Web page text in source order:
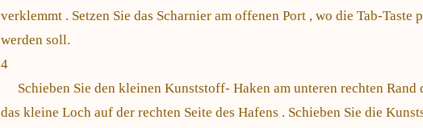
verklemmt . Setzen Sie das Scharnier am offenen Port , wo die Tab-Taste
werden soll.
4
Schieben Sie den kleinen Kunststoff- Haken am unteren rechten Rand
das kleine Loch auf der rechten Seite des Hafens . Schieben Sie die